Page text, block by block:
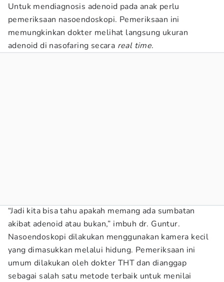
Untuk mendiagnosis adenoid pada anak perlu
pemeriksaan nasoendoskopi. Pemeriksaan ini
memungkinkan dokter melihat langsung ukuran
adenoid di nasofaring secara real time.
“Jadi kita bisa tahu apakah memang ada sumbatan
akibat adenoid atau bukan,” imbuh dr. Guntur.
Nasoendoskopi dilakukan menggunakan kamera kecil
yang dimasukkan melalui hidung. Pemeriksaan ini
umum dilakukan oleh dokter THT dan dianggap
sebagai salah satu metode terbaik untuk menilai